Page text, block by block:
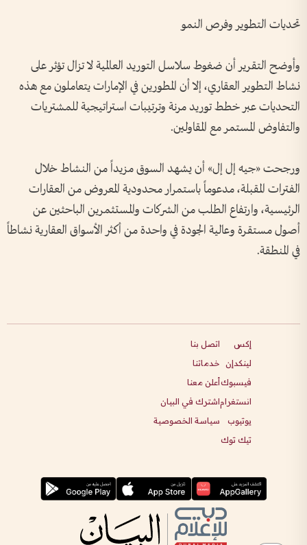
تحديات التطوير وفرص النمو
وأوضح التقرير أن ضغوط سلاسل التوريد العالمية لا تزال تؤثر على
نشاط التطوير العقاري، إلا أن المطورين في الإمارات يتعاملون مع هذه
التحديات عبر خطط توريد مرنة وترتيبات استراتيجية للمشتريات
والتفاوض المستمر مع المقاولين.
ورجحت «جيه إل إل» أن يشهد السوق مزيداً من النشاط خلال
الفترات المقبلة، مدعوماً باستمرار محدودية المعروض من العقارات
الرئيسية، وارتفاع الطلب من الشركات والمستثمرين الباحثين عن
أصول مستقرة وعالية الجودة في واحدة من أكثر الأسواق العقارية نشاطاً
في المنطقة.
إكس
لينكدإن
فيسبوك
انستغرام
يوتيوب
تيك توك
اتصل بنا
خدماتنا
أعلن معنا
اشترك في البيان
سياسة الخصوصية